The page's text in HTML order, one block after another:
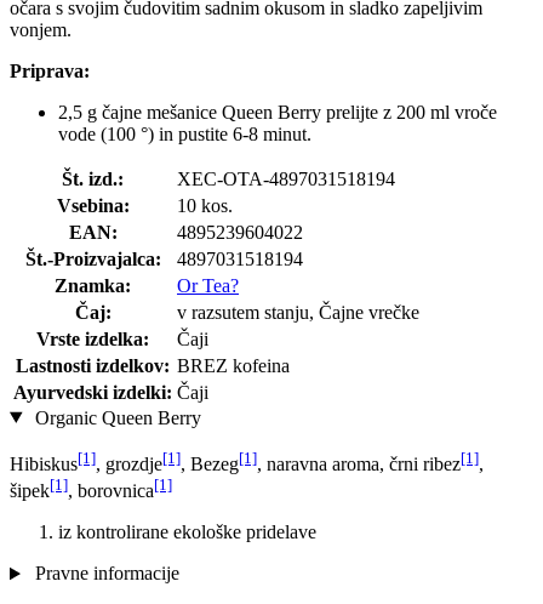
očara s svojim čudovitim sadnim okusom in sladko zapeljivim
vonjem.
Priprava:
2,5 g čajne mešanice Queen Berry prelijte z 200 ml vroče
vode (100 °) in pustite 6-8 minut.
Št. izd.:
XEC-OTA-4897031518194
Vsebina:
10 kos.
EAN:
4895239604022
Št.-Proizvajalca:
4897031518194
Znamka:
Or Tea?
Čaj:
v razsutem stanju, Čajne vrečke
Vrste izdelka:
Čaji
Lastnosti izdelkov: BREZ kofeina
Ayurvedski izdelki: Čaji
Organic Queen Berry
Hibiskus[1], grozdje[1], Bezeg[1], naravna aroma, črni ribez[1],
šipek[1], borovnica[1]
iz kontrolirane ekološke pridelave
Pravne informacije